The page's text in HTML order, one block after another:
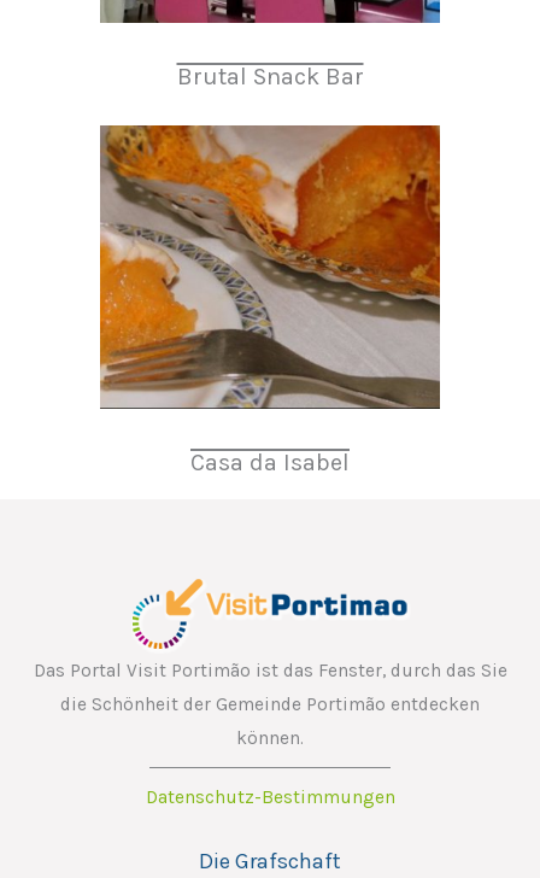
Brutal Snack Bar
Casa da Isabel
Das Portal Visit Portimão ist das Fenster, durch das Sie
die Schönheit der Gemeinde Portimão entdecken
können.
Datenschutz-Bestimmungen
Die Grafschaft